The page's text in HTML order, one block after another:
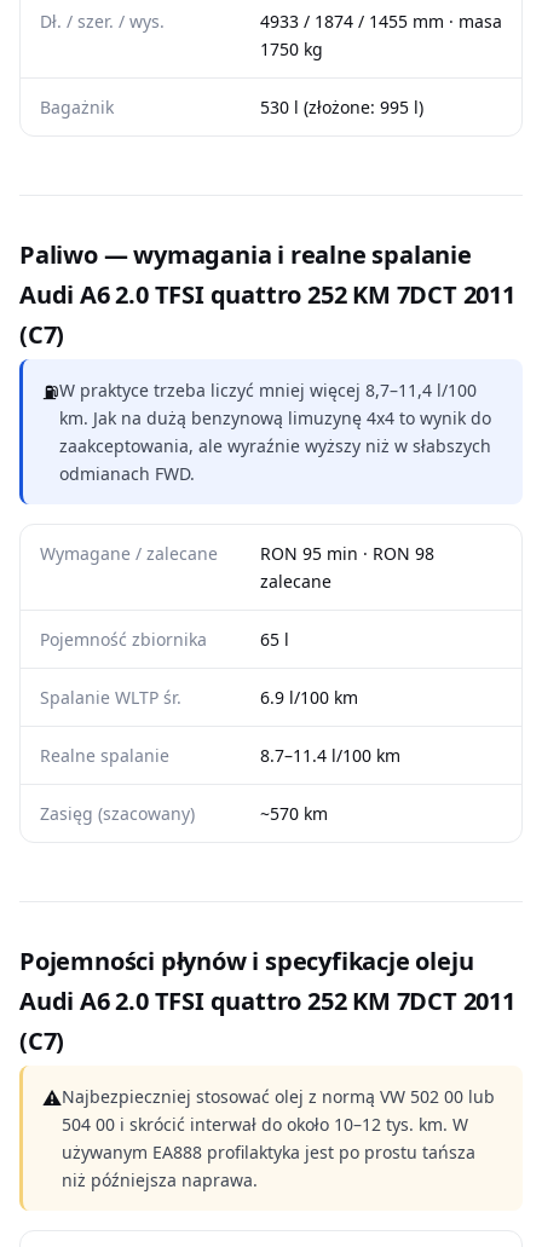
Dł. / szer. / wys.
4933 / 1874 / 1455 mm · masa
1750 kg
Bagażnik 530 l (złożone: 995 l)
Paliwo — wymagania i realne spalanie
Audi A6 2.0 TFSI quattro 252 KM 7DCT 2011
(C7)
⛽W praktyce trzeba liczyć mniej więcej 8,7–11,4 l/100
km. Jak na dużą benzynową limuzynę 4x4 to wynik do
zaakceptowania, ale wyraźnie wyższy niż w słabszych
odmianach FWD.
Wymagane / zalecane
RON 95 min · RON 98
zalecane
Pojemność zbiornika 65 l
Spalanie WLTP śr. 6.9 l/100 km
Realne spalanie 8.7–11.4 l/100 km
Zasięg (szacowany) ~570 km
Pojemności płynów i specyfikacje oleju
Audi A6 2.0 TFSI quattro 252 KM 7DCT 2011
(C7)
⚠Najbezpieczniej stosować olej z normą VW 502 00 lub
504 00 i skrócić interwał do około 10–12 tys. km. W
używanym EA888 profilaktyka jest po prostu tańsza
niż późniejsza naprawa.